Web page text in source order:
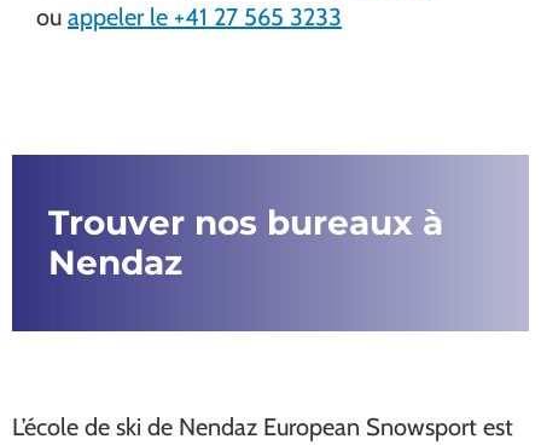
ou appeler le +41 27 565 3233
Trouver nos bureaux à
Nendaz
L’école de ski de Nendaz European Snowsport est